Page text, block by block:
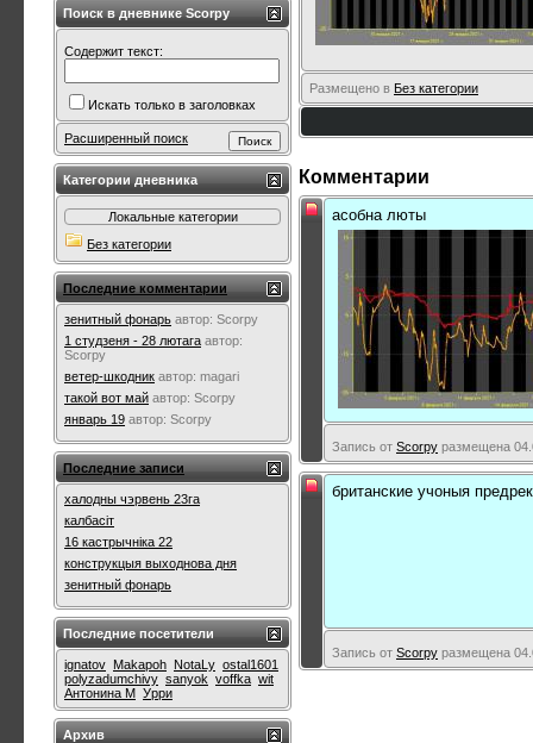
Размещено в Без категории
Комментарии
асобна люты
Запись от Scorpy размещена
британские учоныя
Запись от Scorpy размещена
Поиск в дневнике Scorpy
Содержит текст:
Искать только в заголовках
Расширенный поиск
Категории дневника
Локальные категории
Без категории
Последние комментарии
зенитный фонарь автор: Scorpy
1 студзеня - 28 лютага автор:
Scorpy
ветер-шкодник автор: magari
такой вот май автор: Scorpy
январь 19 автор: Scorpy
Последние записи
халодны чэрвень 23га
калбасіт
16 кастрычніка 22
конструкцыя выходнова дня
зенитный фонарь
Последние посетители
ignatov Makapoh NotaLy ostal1601
polyzadumchivy sanyok voffka wit
Антонина М Урри
Архив